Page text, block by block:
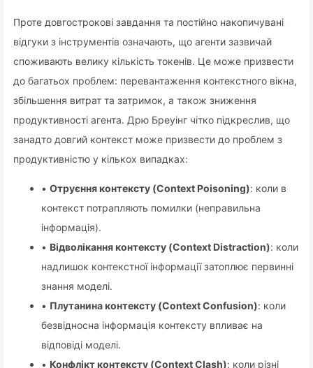
Проте довгострокові завдання та постійно накопичувані
відгуки з інструментів означають, що агенти зазвичай
споживають велику кількість токенів. Це може призвести
до багатьох проблем: перевантаження контекстного вікна,
збільшення витрат та затримок, а також зниження
продуктивності агента. Дрю Бреуінг чітко підкреслив, що
занадто довгий контекст може призвести до проблем з
продуктивністю у кількох випадках:
• Отруєння контексту (Context Poisoning): коли в
контекст потрапляють помилки (неправильна
інформація).
• Відволікання контексту (Context Distraction): коли
надлишок контекстної інформації затоплює первинні
знання моделі.
• Плутанина контексту (Context Confusion): коли
безвідносна інформація контексту впливає на
відповіді моделі.
• Конфлікт контексту (Context Clash): коли різні